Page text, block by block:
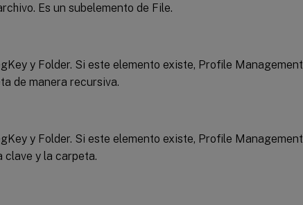
Es un subelemento de File.
y Folder. Si este elemento existe, Profile Management
de manera recursiva.
y Folder. Si este elemento existe, Profile Management
clave y la carpeta.